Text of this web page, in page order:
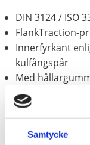
Samtycke
DIN 3124 / ISO
FlankTraction-
Innerfyrkant
kulfångspår
Med
Långt utförande
för manuell
Kromad och
Krom vanadium